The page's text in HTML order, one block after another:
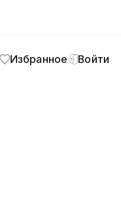
Избранное Войти